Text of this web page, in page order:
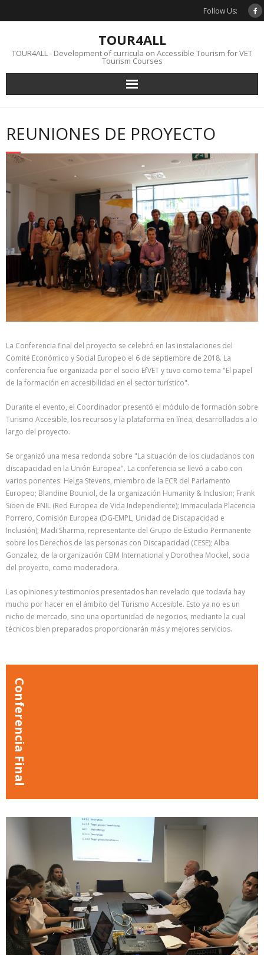
Follow Us:
TOUR4ALL
TOUR4ALL - Development of curricula on Accessible Tourism for VET
Tourism Courses
REUNIONES DE PROYECTO
La Conferencia final del proyecto se celebró en las instalaciones del
Comité Económico y Social Europeo el 6 de septiembre de 2018. La
conferencia fue organizada por el socio EfVET y tuvo como tema "El papel
de la formación en accesibilidad en el sector turístico".
Durante el evento, el Coordinador presentó el módulo de formación sobre
Turismo Accesible, los recursos y la plataforma en línea, desarrollados a lo
largo del proyecto.
Se organizó una mesa redonda sobre "La situación de los ciudadanos con
discapacidad en la Unión Europea". La conferencia se llevó a cabo con
varios ponentes: Helga Stevens, miembro de la ECR del Parlamento
Europeo; Blandine Bouniol, de la organización Humanity & Inclusion; Frank
Sioen de ENIL (Red Europea de Vida Independiente); Immaculada Placencia
Porrero, Comisión Europea (DG-EMPL, Unidad de Discapacidad e
Inclusión); Madi Sharma, representante del Grupo de Estudio Permanente
sobre los Derechos de las personas con Discapacidad (CESE); Alba
Gonzalez, de la organización CBM International y Dorothea Mockel, socia
del proyecto, como moderadora.
Las opiniones y testimonios presentados han revelado que todavía hay
mucho por hacer en el ámbito del Turismo Accesible. Esto ya no es un
nicho de mercado, sino una oportunidad de negocios, mediante la cual
técnicos bien preparados proporcionarán más y mejores servicios.
Conferencia Final